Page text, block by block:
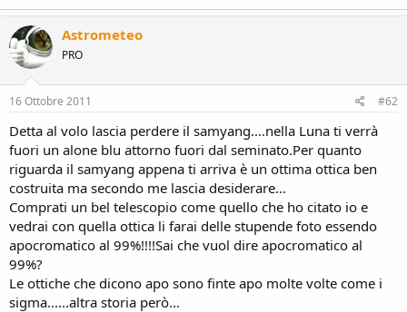
Astrometeo
PRO
16 Ottobre 2011 #62
Detta al volo lascia perdere il samyang....nella Luna ti verrà
fuori un alone blu attorno fuori dal seminato.Per quanto
riguarda il samyang appena ti arriva è un ottima ottica ben
costruita ma secondo me lascia desiderare...
Comprati un bel telescopio come quello che ho citato io e
vedrai con quella ottica li farai delle stupende foto essendo
apocromatico al 99%!!!!Sai che vuol dire apocromatico al
99%?
Le ottiche che dicono apo sono finte apo molte volte come i
sigma......altra storia però...